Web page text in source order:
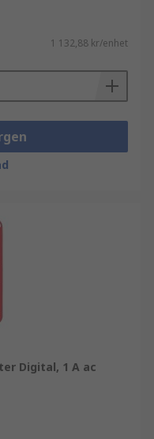
1 132,88 kr/enhet
Digital, 1 A ac